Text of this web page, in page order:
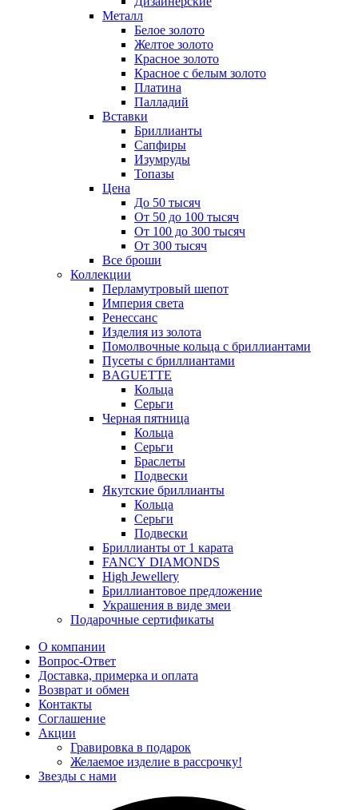
Металл
Белое золото
Желтое золото
Красное золото
Красное с белым золото
Платина
Палладий
Вставки
Бриллианты
Сапфиры
Изумруды
Топазы
Цена
До 50 тысяч
От 50 до 100 тысяч
От 100 до 300 тысяч
От 300 тысяч
Все броши
Коллекции
Перламутровый шепот
Империя света
Ренессанс
Изделия из золота
Помолвочные кольца с бриллиантами
Пусеты с бриллиантами
BAGUETTE
Кольца
Серьги
Черная пятница
Кольца
Серьги
Браслеты
Подвески
Якутские бриллианты
Кольца
Серьги
Подвески
Бриллианты от 1 карата
FANCY DIAMONDS
High Jewellery
Бриллиантовое предложение
Украшения в виде змеи
Подарочные сертификаты
О компании
Вопрос-Ответ
Доставка, примерка и оплата
Возврат и обмен
Контакты
Соглашение
Акции
Гравировка в подарок
Желаемое изделие в рассрочку!
Звезды с нами